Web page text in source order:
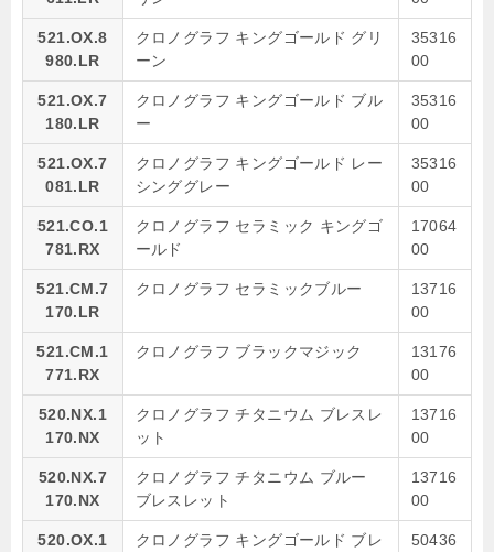
521.OX.8
980.LR
クロノグラフ キングゴールド グリ
ーン
35316
00
521.OX.7
180.LR
クロノグラフ キングゴールド ブル
ー
35316
00
521.OX.7
081.LR
クロノグラフ キングゴールド レー
シンググレー
35316
00
521.CO.1
781.RX
クロノグラフ セラミック キングゴ
ールド
17064
00
521.CM.7
170.LR
クロノグラフ セラミックブルー
13716
00
521.CM.1
771.RX
クロノグラフ ブラックマジック
13176
00
520.NX.1
170.NX
クロノグラフ チタニウム ブレスレ
ット
13716
00
520.NX.7
170.NX
クロノグラフ チタニウム ブルー
ブレスレット
13716
00
520.OX.1
クロノグラフ キングゴールド ブレ
50436